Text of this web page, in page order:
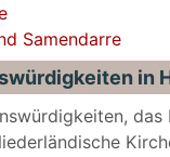
Samendarre
in